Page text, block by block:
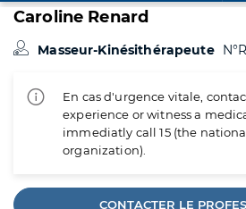
Caroline Renard
Masseur-Kinésithérapeute
En cas d'urgence vitale,
experience or witness a
immediatly call 15 (the
organization).
CONTACTER LE